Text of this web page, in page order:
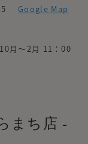
Google Map
月～2月 11：00
まち店 -